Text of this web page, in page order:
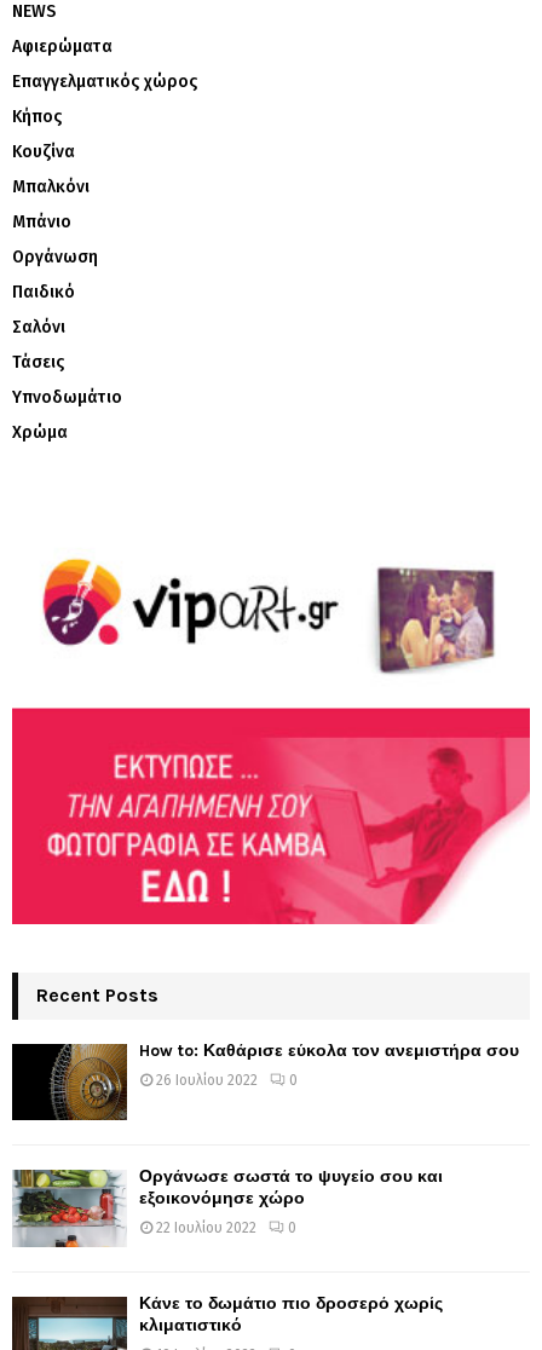
NEWS
Αφιερώματα
Επαγγελματικός χώρος
Κήπος
Κουζίνα
Μπαλκόνι
Μπάνιο
Οργάνωση
Παιδικό
Σαλόνι
Τάσεις
Υπνοδωμάτιο
Χρώμα
Recent Posts
How to: Καθάρισε εύκολα τον ανεμιστήρα σου
26 Ιουλίου 2022 0
Οργάνωσε σωστά το ψυγείο σου και
εξοικονόμησε χώρο
22 Ιουλίου 2022 0
Κάνε το δωμάτιο πιο δροσερό χωρίς
κλιματιστικό